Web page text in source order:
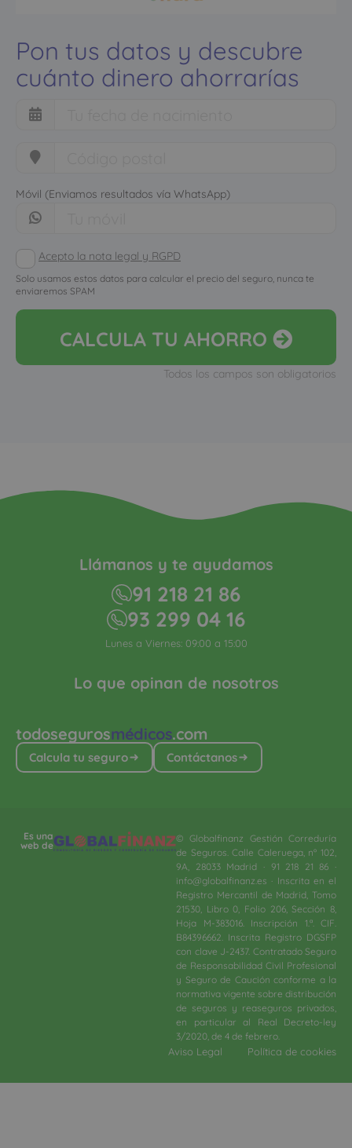
Pon tus datos y descubre
cuánto dinero ahorrarías
Móvil (Enviamos resultados vía WhatsApp)
Acepto la nota legal y RGPD
Solo usamos estos datos para calcular el precio del seguro, nunca te
enviaremos SPAM
CALCULA TU AHORRO
Todos los campos son obligatorios
todosegurosmédicos.com
Calcula tu seguro Contáctanos
Lo que opinan de nosotros
Llámanos y te ayudamos
91 218 21 86
93 299 04 16
Lunes a Viernes: 09:00 a 15:00
Es una
web de
© Globalfinanz Gestión Correduría
de Seguros. Calle Caleruega, nº 102,
9A, 28033 Madrid · 91 218 21 86 ·
info@globalfinanz.es · Inscrita en el
Registro Mercantil de Madrid, Tomo
21530, Libro 0, Folio 206, Sección 8,
Hoja M-383016. Inscripción 1.ª. CIF.
B84396662. Inscrita Registro DGSFP
con clave J-2437. Contratado Seguro
de Responsabilidad Civil Profesional
y Seguro de Caución conforme a la
normativa vigente sobre distribución
de seguros y reaseguros privados,
en particular al Real Decreto-ley
3/2020, de 4 de febrero.​
Aviso Legal Política de cookies